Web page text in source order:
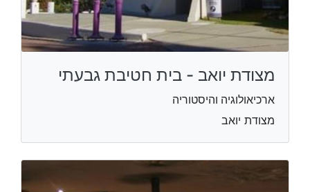
מצודת יואב - בית חטיבת גבעתי
ארכיאולוגיה והיסטוריה
מצודת יואב